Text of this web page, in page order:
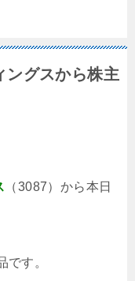
ングスから株主
（3087）から本日
です。